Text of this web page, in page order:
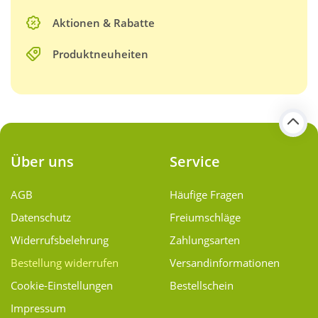
Aktionen & Rabatte
Produktneuheiten
Über uns
AGB
Datenschutz
Widerrufsbelehrung
Bestellung widerrufen
Cookie-Einstellungen
Impressum
Service
Häufige Fragen
Freiumschläge
Zahlungsarten
Versand­informationen
Bestellschein